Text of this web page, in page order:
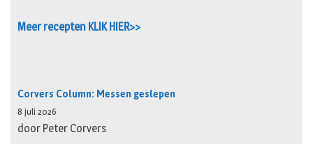
Meer recepten KLIK HIER>>
Corvers Column: Messen geslepen
8 juli 2026
door Peter Corvers